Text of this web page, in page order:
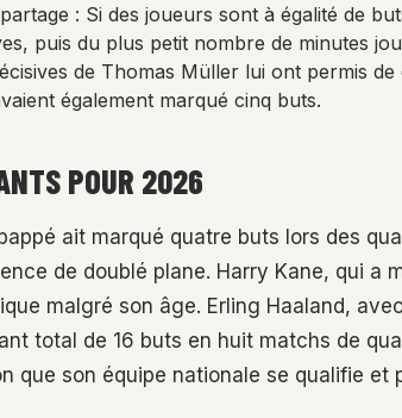
: Si des joueurs sont à égalité de
puis du plus petit nombre de minutes
de Thomas Müller lui ont permis
également marqué cinq buts.
POUR 2026
ait marqué quatre buts lors des
de doublé plane. Harry Kane, qui
malgré son âge. Erling Haaland,
total de 16 buts en huit matchs de
que son équipe nationale se qualifie et